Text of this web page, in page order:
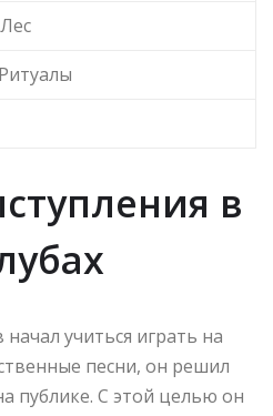
в
учиться играть на
песни, он решил
публике. С этой целью он